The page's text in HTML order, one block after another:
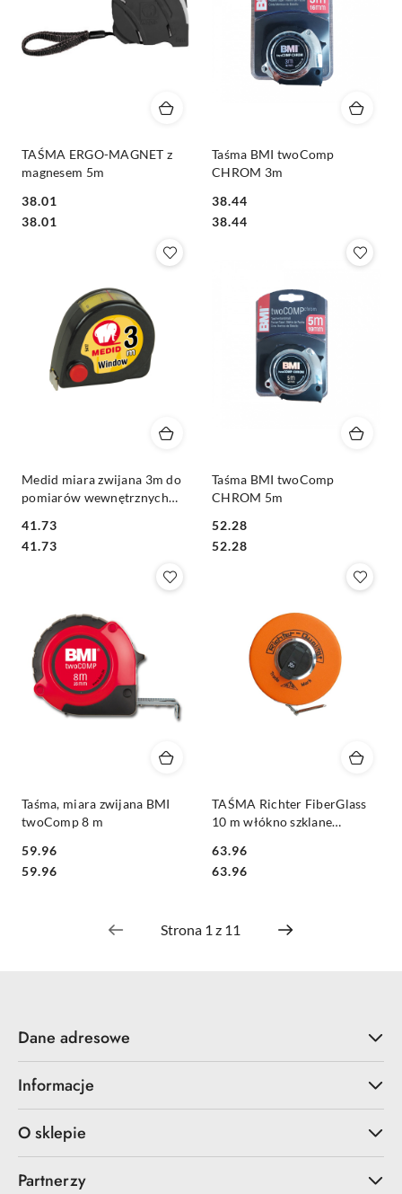
TAŚMA ERGO-MAGNET z
magnesem 5m
Cena:
38.01
Cena:
38.01
Taśma BMI twoComp
CHROM 3m
Cena:
38.44
Cena:
38.44
Medid miara zwijana 3m do
pomiarów wewnętrznych
Cena:
41.73
Cena:
41.73
Taśma BMI twoComp
CHROM 5m
Cena:
52.28
Cena:
52.28
Taśma, miara zwijana BMI
twoComp 8 m
Cena:
59.96
Cena:
59.96
TAŚMA Richter FiberGlass
10 m włókno szklane
Cena:
63.96
Cena:
63.96
Dane adresowe
Informacje
O sklepie
Partnerzy